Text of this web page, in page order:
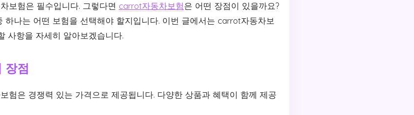
보험은 필수입니다. 그렇다면 carrot자동차보험은 어떤 장점이 있을까요?
하나는 어떤 보험을 선택해야 할지입니다. 이번 글에서는 carrot자동차보
사항을 자세히 알아보겠습니다.
장점
험은 경쟁력 있는 가격으로 제공됩니다. 다양한 상품과 혜택이 함께 제공